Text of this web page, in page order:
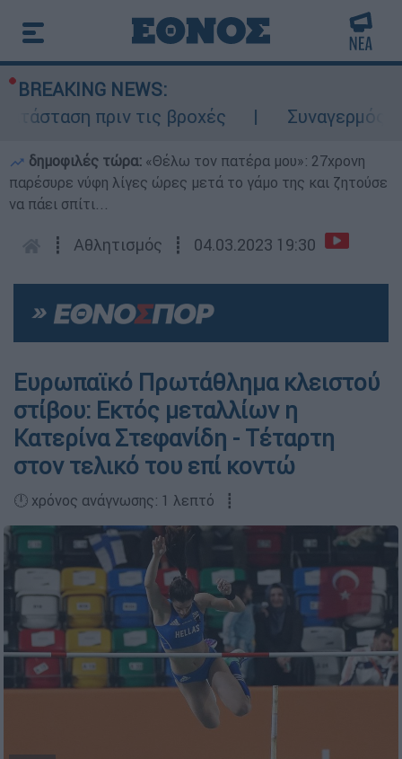
BREAKING NEWS:
πριν τις βροχές
Συναγερμός
δημοφιλές τώρα: «Θέλω τον πατέρα μου»: 27χρονη
παρέσυρε νύφη λίγες ώρες μετά το γάμο της και ζητούσε
να πάει σπίτι...
┋ Αθλητισμός ┋ 04.03.2023 19:30
Ευρωπαϊκό Πρωτάθλημα κλειστού
στίβου: Εκτός μεταλλίων η
Κατερίνα Στεφανίδη - Τέταρτη
στον τελικό του επί κοντώ
🕛 χρόνος ανάγνωσης: 1 λεπτό ┋